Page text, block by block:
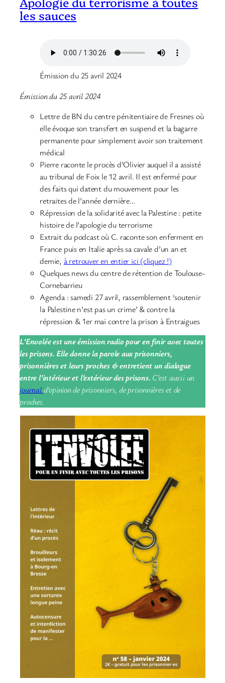
les sauces
Émission du 25 avril 2024
Émission du 25 avril 2024
Lettre de BN du centre pénitentiaire de Fresnes où
elle évoque son transfert en suspend et la bagarre
permanente pour simplement avoir son traitement
médical
Pierre raconte le procès d’Olivier auquel il a assisté
au tribunal de Foix le 12 avril. Il est enfermé pour
des faits qui datent du mouvement pour les
retraites de l’année dernière…
Répression de la solidarité avec la Palestine : petite
histoire de l’apologie du terrorisme
Extrait du podcast où C. raconte son enferment en
France puis en Italie après sa cavale d’un an et
demie, à retrouver en entier ici (cliquez !)
Quelques news du centre de rétention de Toulouse-
Cornebarrieu
Agenda : samedi 27 avril, rassemblement ‘soutenir
la Palestine n’est pas un crime’ & contre la
répression & 1er mai contre la prison à Entraigues
L’Envolée est une émission radio pour en finir avec toutes
les prisons. Elle donne la parole aux prisonniers,
prisonnières et leurs proches & entretient un dialogue
entre l’intérieur et l’extérieur des prisons. C’est aussi un
journald’opinion de prisonniers, de prisonnières et de
proches.